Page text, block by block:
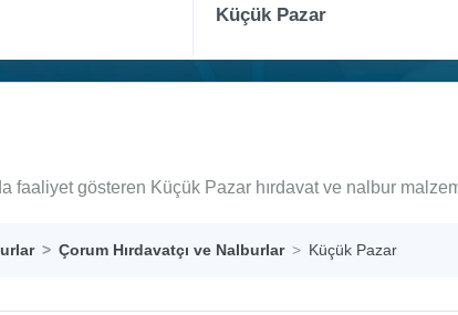
faaliyet gösteren Küçük Pazar hırdavat ve nalbur
Çorum Hırdavatçı ve Nalburlar Küçük Pazar